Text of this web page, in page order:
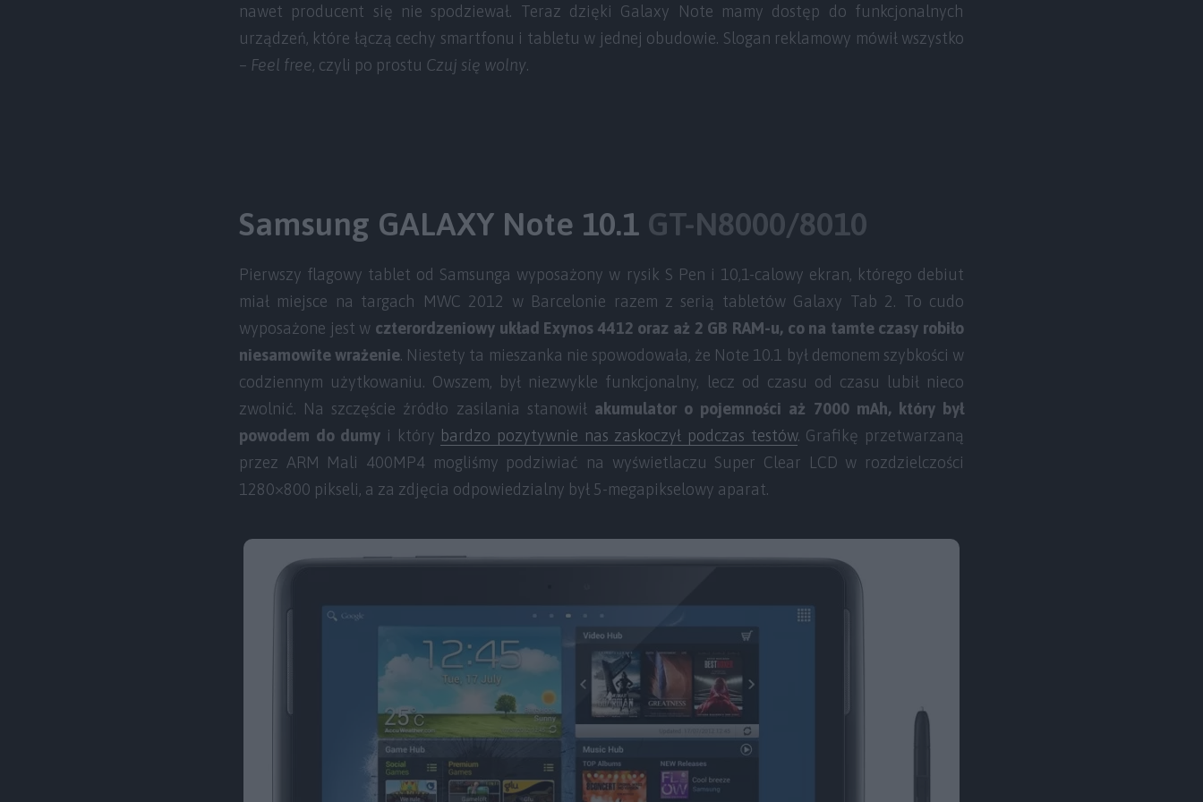
nawet producent się nie spodziewał. Teraz dzięki Galaxy Note mamy dostęp do funkcjonalnych
urządzeń, które łączą cechy smartfonu i tabletu w jednej obudowie. Slogan reklamowy mówił wszystko
– Feel free, czyli po prostu Czuj się wolny.
Samsung GALAXY Note 10.1 GT-N8000/8010
Pierwszy flagowy tablet od Samsunga wyposażony w rysik S Pen i 10,1-calowy ekran, którego debiut
miał miejsce na targach MWC 2012 w Barcelonie razem z serią tabletów Galaxy Tab 2. To cudo
wyposażone jest w czterordzeniowy układ Exynos 4412 oraz aż 2 GB RAM-u, co na tamte czasy robiło
niesamowite wrażenie. Niestety ta mieszanka nie spowodowała, że Note 10.1 był demonem szybkości w
codziennym użytkowaniu. Owszem, był niezwykle funkcjonalny, lecz od czasu od czasu lubił nieco
zwolnić. Na szczęście źródło zasilania stanowił akumulator o pojemności aż 7000 mAh, który był
powodem do dumy i który bardzo pozytywnie nas zaskoczył podczas testów. Grafikę przetwarzaną
przez ARM Mali 400MP4 mogliśmy podziwiać na wyświetlaczu Super Clear LCD w rozdzielczości
1280×800 pikseli, a za zdjęcia odpowiedzialny był 5-megapikselowy aparat.